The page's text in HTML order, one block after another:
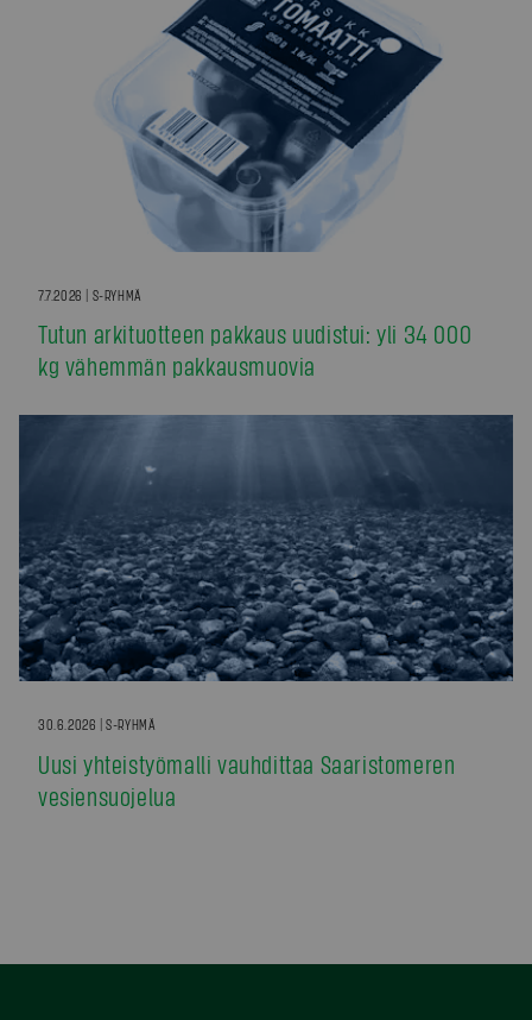
7.7.2026 | S-RYHMÄ
Tutun arkituotteen pakkaus uudistui: yli 34 000
kg vähemmän pakkausmuovia
30.6.2026 | S-RYHMÄ
Uusi yhteistyömalli vauhdittaa Saaristomeren
vesiensuojelua